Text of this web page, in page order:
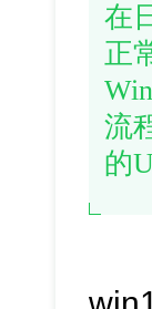
在
正
流
的